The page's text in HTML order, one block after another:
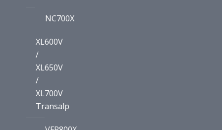
NC700X
XL600V
/
XL650V
/
XL700V
Transalp